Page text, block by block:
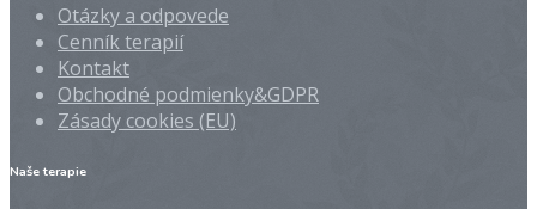
Otázky a odpovede
Cenník terapií
Kontakt
Obchodné podmienky&GDPR
Zásady cookies (EU)
Naše terapie